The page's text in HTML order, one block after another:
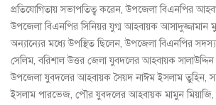
প্রতিযোগিতায় সভাপতিত্ব করেন, উপজেলা বিএনপির
উপজেলা বিএনপির সিনিয়র যুগ্ম আহবায়ক আসাদুজ্জামান
অন্যান্যের মধ্যে উপস্থিত ছিলেন, উপজেলা বিএনপির
সেলিম, বরিশাল উত্তর জেলা যুবদলের আহবায়ক সালাউদ্দিন
উপজেলা যুবদলের আহবায়ক সৈয়দ নাঈম ইসলাম তুহিন,
ইসলাম পারভেজ, পৌর যুবদলের আহবায়ক মামুন মিয়াজি,